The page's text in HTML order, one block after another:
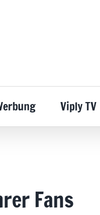
Viply TV
Fans